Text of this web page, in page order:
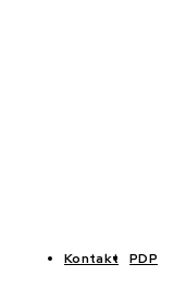
Kontakt PDP